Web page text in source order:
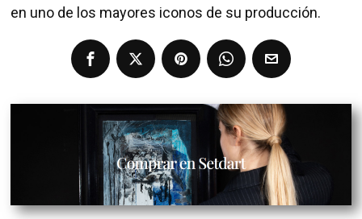
en uno de los mayores iconos de su producción.